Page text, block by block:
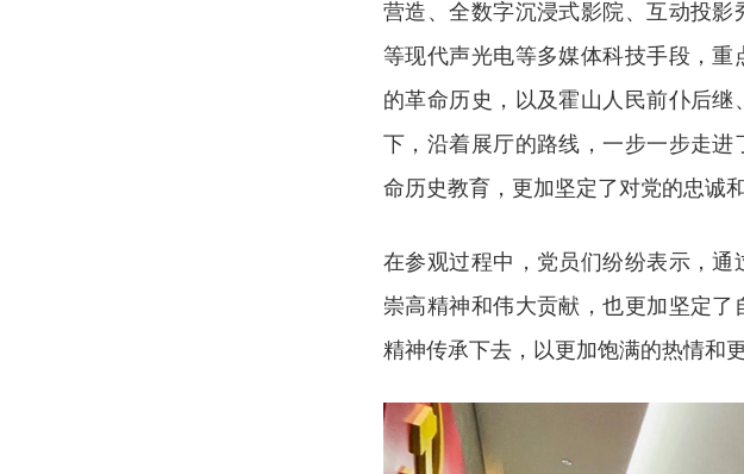
营造、全数字沉浸式影院、互动投
等现代声光电等多媒体科技手段，
的革命历史，以及霍山人民前仆后
下，沿着展厅的路线，一步一步走
命历史教育，更加坚定了对党的忠诚和
在参观过程中，党员们纷纷表示，
崇高精神和伟大贡献，也更加坚定
精神传承下去，以更加饱满的热情和